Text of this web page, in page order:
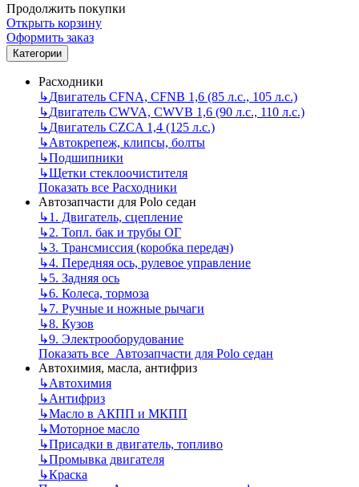
Продолжить покупки
Открыть корзину
Оформить заказ
Категории
Расходники
↳Двигатель CFNA, CFNB 1,6 (85 л.с., 105 л.с.)
↳Двигатель CWVA, CWVB 1,6 (90 л.с., 110 л.с.)
↳Двигатель CZCA 1,4 (125 л.с.)
↳Автокрепеж, клипсы, болты
↳Подшипники
↳Щетки стеклоочистителя
Показать все Расходники
Автозапчасти для Polo седан
↳1. Двигатель, сцепление
↳2. Топл. бак и трубы ОГ
↳3. Трансмиссия (коробка передач)
↳4. Передняя ось, рулевое управление
↳5. Задняя ось
↳6. Колеса, тормоза
↳7. Ручные и ножные рычаги
↳8. Кузов
↳9. Электрооборудование
Показать все Автозапчасти для Polo седан
Автохимия, масла, антифриз
↳Автохимия
↳Антифриз
↳Масло в АКПП и МКПП
↳Моторное масло
↳Присадки в двигатель, топливо
↳Промывка двигателя
↳Краска